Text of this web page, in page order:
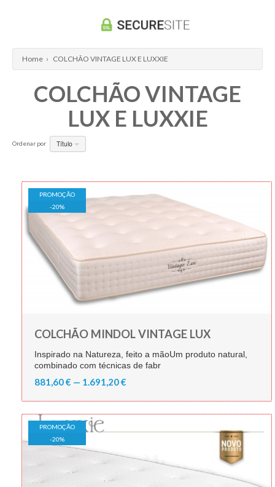
Home › COLCHÃO VINTAGE LUX E LUXXIE
COLCHÃO VINTAGE
LUX E LUXXIE
Ordenar por Título
PROMOÇÃO
-20%
COLCHÃO MINDOL VINTAGE LUX
Inspirado na Natureza, feito a mãoUm produto natural,
combinado com técnicas de fabr
881,60 € — 1.691,20 €
PROMOÇÃO
-20%